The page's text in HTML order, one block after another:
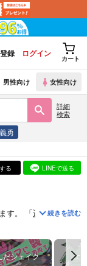
録 ログイン
カート
男性向け 女性向け
詳細
検索
勇
る LINEで送る
す。 「遥かよすがの
続きを読む
だシェイク エ